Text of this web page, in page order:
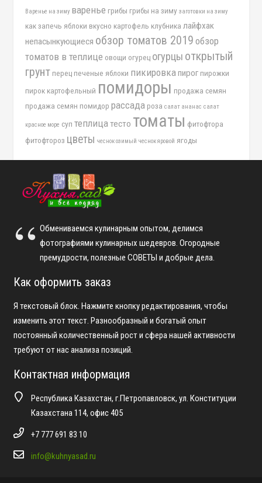
Варенье на зиму варенье грибы грибы на зиму заготовки на зиму
как запечь яблоки вкусно картофель клубника лайфхак
непасынкующиеся обзор томатов 2019 обзор
томатов в теплице овощи огурец огурцы открытый
грунт перец печеные яблоки пикировка пирог пирожки
пирок картофельный помидоры продажа семян
продажа семян помидор рассада роза салат ананас салат
красное море суп теплица тесто томаты фитофтора
фитофтороз цветы чеснок озимый чеснок яровой ягоды
Обмениваемся кулинарным опытом, делимся
фотографиями кулинарных шедевров. Огородные
премудрости, полезные СОВЕТЫ и добрые дела.
Как оформить заказ
Я текстовый блок. Нажмите кнопку редактирования, чтобы
изменить этот текст. Разнообразный и богатый опыт
постоянный количественный рост и сфера нашей активности
требуют от нас анализа позиций.
Контактная информация
Республика Казахстан, г.Петропавловск, ул. Конституции
Казахстана 114, офис 405
+7 777 691 83 10
info@kuhnyasad.ru